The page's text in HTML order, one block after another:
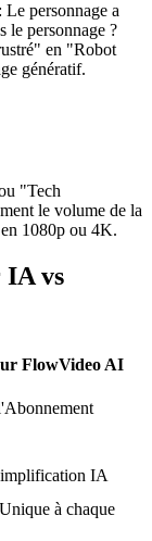
personnage a
le personnage ?
en "Robot
génératif.
"Tech
le volume de la
1080p ou 4K.
IA vs
FlowVideo AI
IA
à chaque